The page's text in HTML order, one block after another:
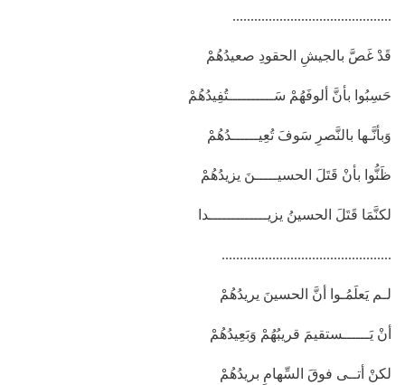
............................................
قَدْ غَصَّ بالجيشِ الحقودِ صعيدُهُمْ
حَسِبُوا بأنَّ ألوفَهُمْ سَــــــــــتُفِيدُهُمْ
وَبأنَّـها بالنَّصرِ سَوفَ تُعِيــــــدُهُمْ
ظَنُّوا بأنْ قَتَلَ الحسيـــــنَ يزيدُهُمْ
لكنَّمَا قَتَلَ الحسينُ يزيـــــــــــــدا
...............................................
لـم يَعلَمُـوا أنَّ الحسينَ يريدُهُمْ
أنْ يَــــــستقيمَ قريبُهُمْ وَبَعِيدُهُمْ
لكنْ أتــى فوقَ السِّهامِ بريدُهُمْ